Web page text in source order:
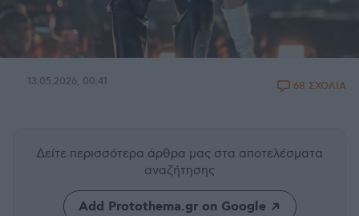
13.05.2026, 00:41 68 ΣΧΟΛΙΑ
Δείτε περισσότερα άρθρα μας στα αποτελέσματα
αναζήτησης
Add Protothema.gr on Google